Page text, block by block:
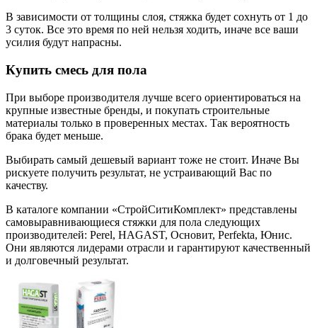
В зависимости от толщины слоя, стяжка будет сохнуть от 1 до
3 суток. Все это время по ней нельзя ходить, иначе все ваши
усилия будут напрасны.
Купить смесь для пола
При выборе производителя лучше всего ориентироваться на
крупные известные бренды, и покупать строительные
материалы только в проверенных местах. Так вероятность
брака будет меньше.
Выбирать самый дешевый вариант тоже не стоит. Иначе Вы
рискуете получить результат, не устраивающий Вас по
качеству.
В каталоге компании «СтройСитиКомплект» представлены
самовыравнивающиеся стяжки для пола следующих
производителей: Perel, HAGAST, Основит, Perfekta, Юнис.
Они являются лидерами отрасли и гарантируют качественный
и долговечный результат.